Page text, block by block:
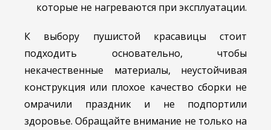
которые не нагреваются при эксплуатации.
К выбору пушистой красавицы стоит
подходить основательно, чтобы
некачественные материалы, неустойчивая
конструкция или плохое качество сборки не
омрачили праздник и не подпортили
здоровье. Обращайте внимание не только на